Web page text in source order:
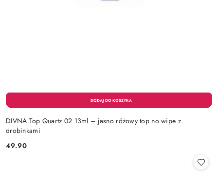
DIVNA Top Quartz 02 13ml – jasno różowy top no wipe z
drobinkami
Cena:
49.90